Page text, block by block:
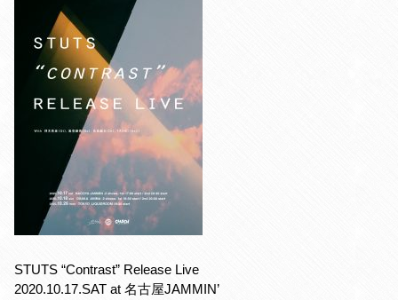
STUTS “Contrast” Release Live
2020.10.17.SAT at 名古屋JAMMIN’